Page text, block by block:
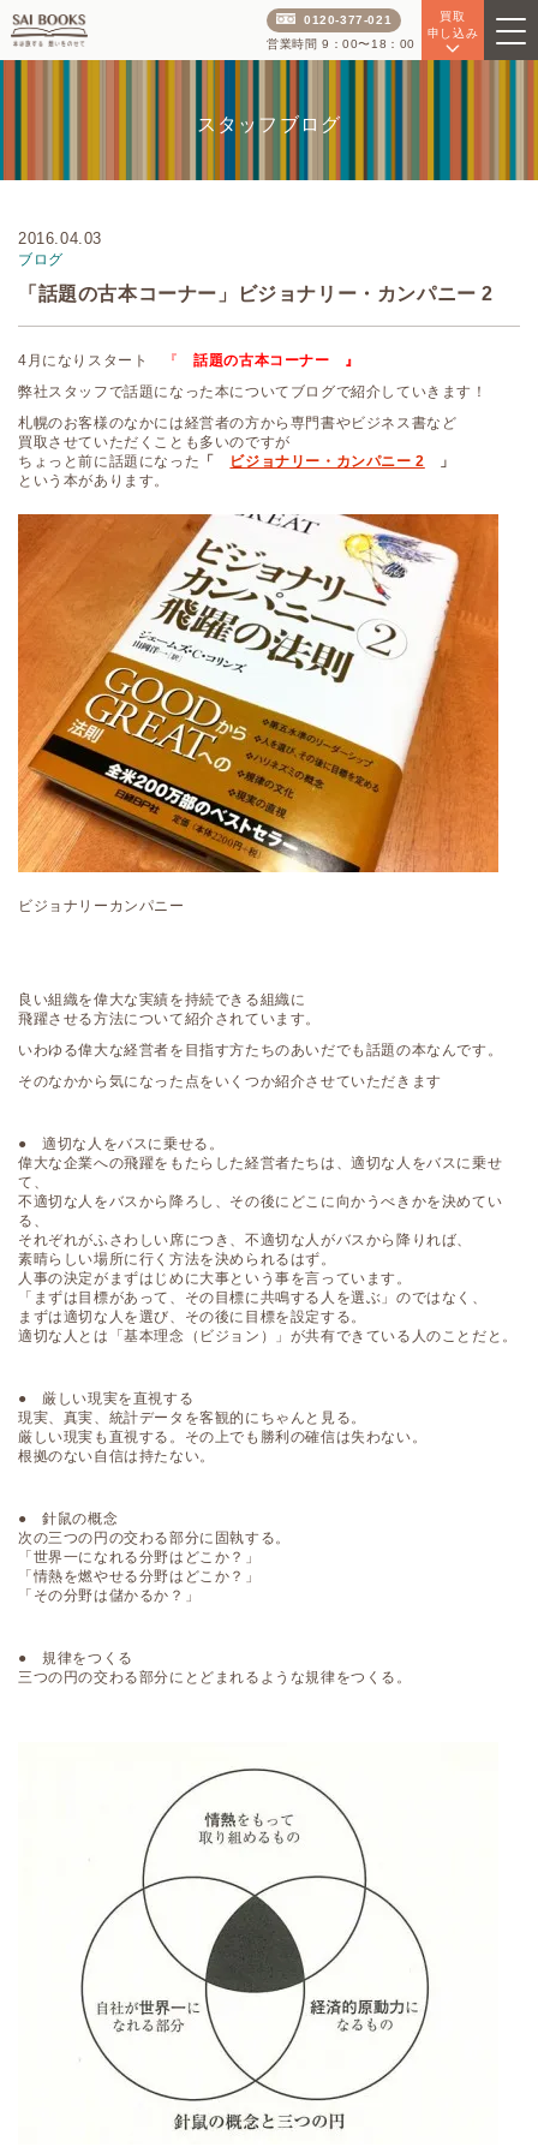
買取
申し込み
0120-377-021
営業時間 9：00〜18：00
スタッフブログ
2016.04.03
ブログ
「話題の古本コーナー」ビジョナリー・カンパニー 2
4月になりスタート 『話題の古本コーナー 』
弊社スタッフで話題になった本についてブログで紹介していきます！
札幌のお客様のなかには経営者の方から専門書やビジネス書など
買取させていただくことも多いのですが
ちょっと前に話題になった 「 ビジョナリー・カンパニー 2 」
という本があります。
ビジョナリーカンパニー
良い組織を偉大な実績を持続できる組織に
飛躍させる方法について紹介されています。
いわゆる偉大な経営者を目指す方たちのあいだでも話題の本なんです。
そのなかから気になった点をいくつか紹介させていただきます
● 適切な人をバスに乗せる。
偉大な企業への飛躍をもたらした経営者たちは、適切な人をバスに乗せ
て、
不適切な人をバスから降ろし、その後にどこに向かうべきかを決めてい
る、
それぞれがふさわしい席につき、不適切な人がバスから降りれば、
素晴らしい場所に行く方法を決められるはず。
人事の決定がまずはじめに大事という事を言っています。
「まずは目標があって、その目標に共鳴する人を選ぶ」のではなく、
まずは適切な人を選び、その後に目標を設定する。
適切な人とは「基本理念（ビジョン）」が共有できている人のことだと。
● 厳しい現実を直視する
現実、真実、統計データを客観的にちゃんと見る。
厳しい現実も直視する。その上でも勝利の確信は失わない。
根拠のない自信は持たない。
● 針鼠の概念
次の三つの円の交わる部分に固執する。
「世界一になれる分野はどこか？」
「情熱を燃やせる分野はどこか？」
「その分野は儲かるか？」
● 規律をつくる
三つの円の交わる部分にとどまれるような規律をつくる。